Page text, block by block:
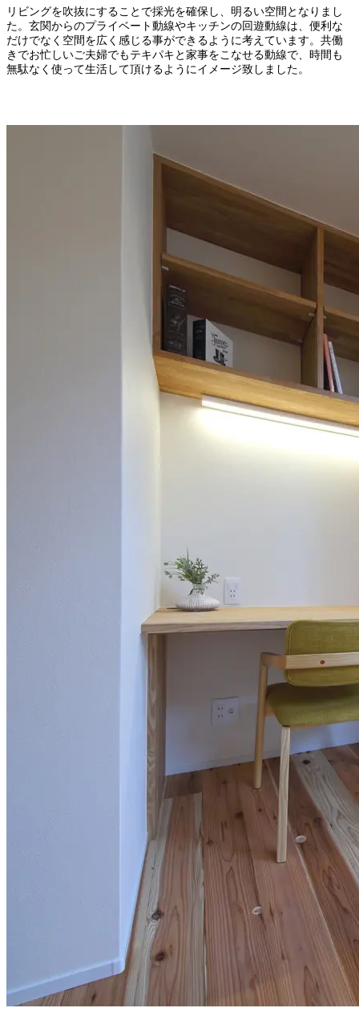
リビングを吹抜にすることで採光を確保し、明るい空間となりまし
た。玄関からのプライベート動線やキッチンの回遊動線は、便利な
だけでなく空間を広く感じる事ができるように考えています。共働
きでお忙しいご夫婦でもテキパキと家事をこなせる動線で、時間も
無駄なく使って生活して頂けるようにイメージ致しました。